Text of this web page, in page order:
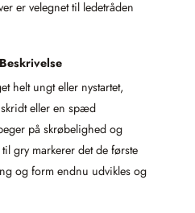
er velegnet til ledetråden
Beskrivelse
helt ungt eller nystartet,
eller en spæd
på skrøbelighed og
gry markerer det de første
og form endnu udvikles og